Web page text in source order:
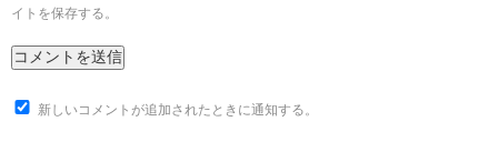
イトを保存する。
新しいコメントが追加されたときに通知する。